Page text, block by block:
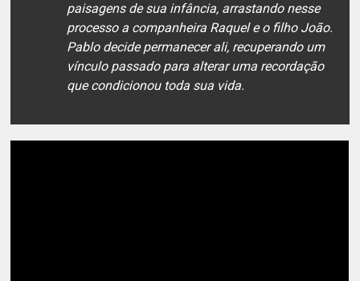
paisagens de sua infância, arrastando nesse
processo a companheira Raquel e o filho João.
Pablo decide permanecer ali, recuperando um
vínculo passado para alterar uma recordação
que condicionou toda sua vida.